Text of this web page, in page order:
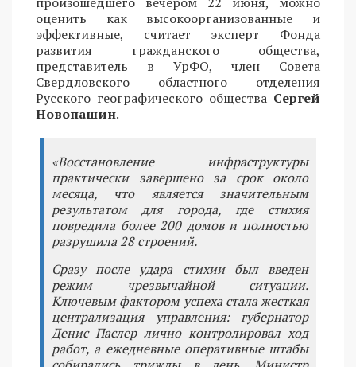
оценить как высокоорганизованные и
эффективные, считает эксперт Фонда
развития гражданского общества,
представитель в УрФО, член Совета
Свердловского областного отделения
Русского географического общества Сергей
Новопашин.
«Восстановление инфраструктуры
практически завершено за срок около
месяца, что является значительным
результатом для города, где стихия
повредила более 200 домов и полностью
разрушила 28 строений.
Сразу после удара стихии был введен
режим чрезвычайной ситуации.
Ключевым фактором успеха стала жесткая
централизация управления: губернатор
Денис Паслер лично контролировал ход
работ, а ежедневные оперативные штабы